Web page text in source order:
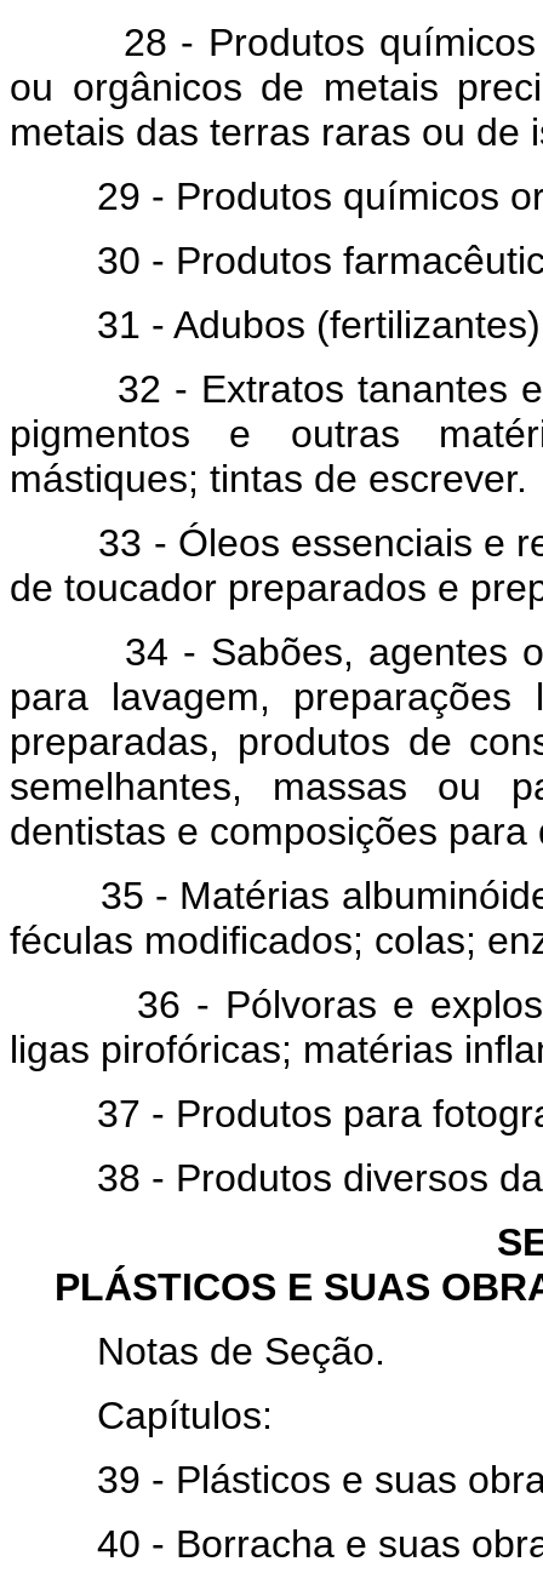
28 - Produtos químicos
ou orgânicos de metais
metais das terras raras ou de
29 - Produtos químicos
30 - Produtos
31 - Adubos
32 - Extratos tanantes e
pigmentos e outras
mástiques; tintas de escrever.
33 - Óleos essenciais e
de toucador preparados e
34 - Sabões, agentes
para lavagem, preparações
preparadas, produtos de
semelhantes, massas ou
dentistas e composições
35 - Matérias
féculas modificados; colas;
36 - Pólvoras e
ligas pirofóricas; matérias
37 - Produtos para
38 - Produtos diversos
PLÁSTICOS E SUAS
Notas de Seção.
Capítulos:
39 - Plásticos e suas
40 - Borracha e suas